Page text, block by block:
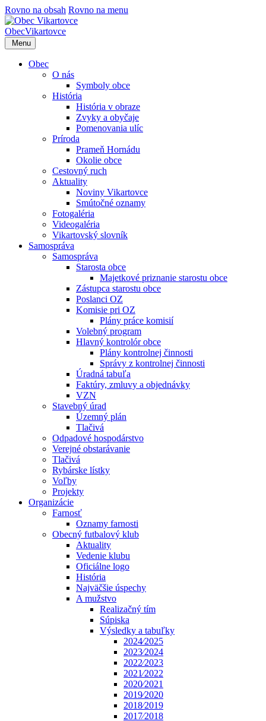
Rovno na obsah Rovno na menu
ObecVikartovce
Menu
Obec
O nás
Symboly obce
História
História v obraze
Zvyky a obyčaje
Pomenovania ulíc
Príroda
Prameň Hornádu
Okolie obce
Cestovný ruch
Aktuality
Noviny Vikartovce
Smútočné oznamy
Fotogaléria
Videogaléria
Vikartovský slovník
Samospráva
Samospráva
Starosta obce
Majetkové priznanie starostu obce
Zástupca starostu obce
Poslanci OZ
Komisie pri OZ
Plány práce komisií
Volebný program
Hlavný kontrolór obce
Plány kontrolnej činnosti
Správy z kontrolnej činnosti
Úradná tabuľa
Faktúry, zmluvy a objednávky
VZN
Stavebný úrad
Územný plán
Tlačivá
Odpadové hospodárstvo
Verejné obstarávanie
Tlačivá
Rybárske lístky
Voľby
Projekty
Organizácie
Farnosť
Oznamy farnosti
Obecný futbalový klub
Aktuality
Vedenie klubu
Oficiálne logo
História
Najväčšie úspechy
A mužstvo
Realizačný tím
Súpiska
Výsledky a tabuľky
2024⁄2025
2023⁄2024
2022⁄2023
2021⁄2022
2020⁄2021
2019⁄2020
2018⁄2019
2017⁄2018